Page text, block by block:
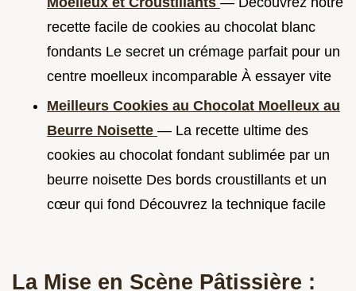
recette facile de cookies au chocolat blanc
fondants Le secret un crémage parfait pour un
centre moelleux incomparable À essayer vite
Meilleurs Cookies au Chocolat Moelleux au
Beurre Noisette — La recette ultime des
cookies au chocolat fondant sublimée par un
beurre noisette Des bords croustillants et un
cœur qui fond Découvrez la technique facile
La Mise en Scène Pâtissière :